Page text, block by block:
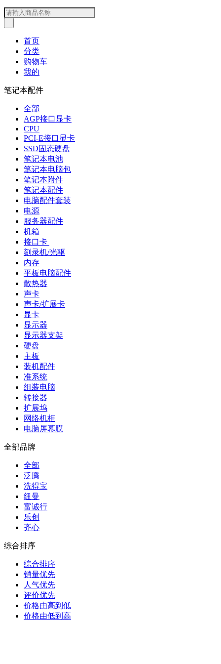
首页
分类
购物车
我的
笔记本配件
全部
AGP接口显卡
CPU
PCI-E接口显卡
SSD固态硬盘
笔记本电池
笔记本电脑包
笔记本附件
笔记本配件
电脑配件套装
电源
服务器配件
机箱
接口卡
刻录机/光驱
内存
平板电脑配件
散热器
声卡
声卡/扩展卡
显卡
显示器
显示器支架
硬盘
主板
装机配件
准系统
组装电脑
转接器
扩展坞
网络机柜
电脑屏幕膜
全部品牌
全部
泛腾
洗得宝
纽曼
富诚行
乐创
齐心
综合排序
综合排序
销量优先
人气优先
评价优先
价格由高到低
价格由低到高